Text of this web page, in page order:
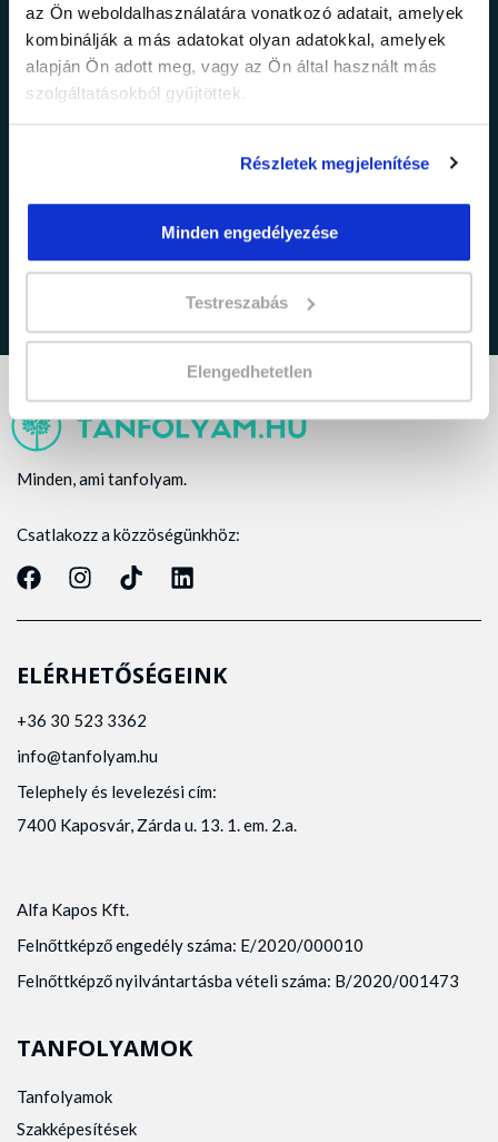
az Ön weboldalhasználatára vonatkozó adatait, amelyek
kombinálják a más adatokat olyan adatokkal, amelyek
alapján Ön adott meg, vagy az Ön által használt más
szolgáltatásokból gyűjtöttek.
Részletek megjelenítése
Minden engedélyezése
Testreszabás
Elengedhetetlen
foglaltakat.
Minden, ami tanfolyam.
Csatlakozz a közzöségünkhöz:
ELÉRHETŐSÉGEINK
+36 30 523 3362
info@tanfolyam.hu
Telephely és levelezési cím:
7400 Kaposvár, Zárda u. 13. 1. em. 2.a.
Alfa Kapos Kft.
Felnőttképző engedély száma: E/2020/000010
Felnőttképző nyilvántartásba vételi száma: B/2020/001473
TANFOLYAMOK
Tanfolyamok
Szakképesítések